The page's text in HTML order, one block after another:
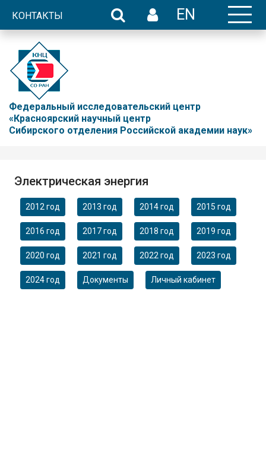
КОНТАКТЫ EN
Федеральный исследовательский центр
«Красноярский научный центр
Сибирского отделения Российской академии наук»
Электрическая энергия
2012 год 2013 год 2014 год 2015 год
2016 год 2017 год 2018 год 2019 год
2020 год 2021 год 2022 год 2023 год
2024 год Документы Личный кабинет